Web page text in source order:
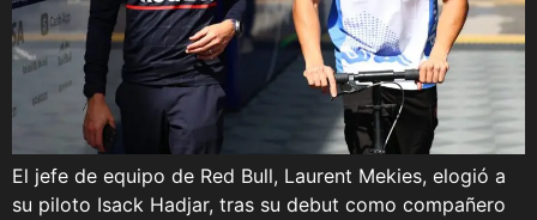
El jefe de equipo de Red Bull, Laurent Mekies, elogió a
su piloto Isack Hadjar, tras su debut como compañero